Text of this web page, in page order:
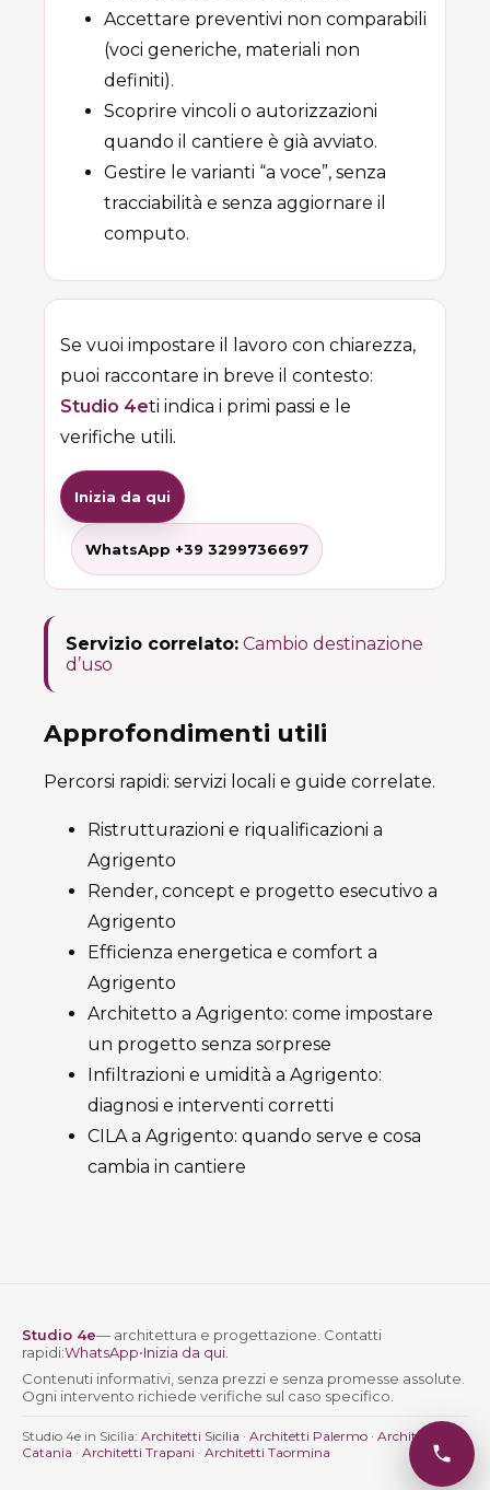
Accettare preventivi non comparabili
(voci generiche, materiali non
definiti).
Scoprire vincoli o autorizzazioni
quando il cantiere è già avviato.
Gestire le varianti “a voce”, senza
tracciabilità e senza aggiornare il
computo.
Se vuoi impostare il lavoro con chiarezza,
puoi raccontare in breve il contesto:
Studio 4eti indica i primi passi e le
verifiche utili.
Inizia da qui
WhatsApp +39 3299736697
Servizio correlato: Cambio destinazione
d’uso
Approfondimenti utili
Percorsi rapidi: servizi locali e guide correlate.
Ristrutturazioni e riqualificazioni a
Agrigento
Render, concept e progetto esecutivo a
Agrigento
Efficienza energetica e comfort a
Agrigento
Architetto a Agrigento: come impostare
un progetto senza sorprese
Infiltrazioni e umidità a Agrigento:
diagnosi e interventi corretti
CILA a Agrigento: quando serve e cosa
cambia in cantiere
Studio 4e— architettura e progettazione. Contatti
rapidi:WhatsApp•Inizia da qui
Contenuti informativi, senza prezzi e senza promesse assolute.
Ogni intervento richiede verifiche sul caso specifico.
Studio 4e in Sicilia: Architetti Sicilia · Architetti Palermo · Architetti
Catania · Architetti Trapani · Architetti Taormina